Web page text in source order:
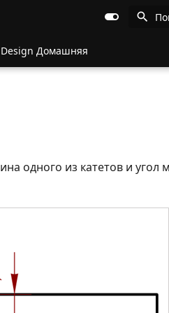
Домашняя
одного из катетов и угол